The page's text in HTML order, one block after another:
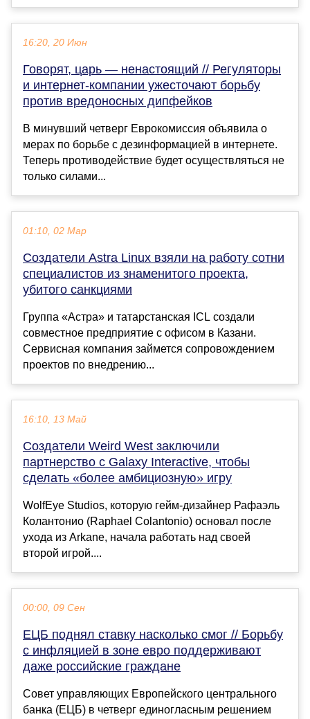
16:20, 20 Июн
Говорят, царь — ненастоящий // Регуляторы
и интернет-компании ужесточают борьбу
против вредоносных дипфейков
В минувший четверг Еврокомиссия объявила о
мерах по борьбе с дезинформацией в интернете.
Теперь противодействие будет осуществляться не
только силами...
01:10, 02 Мар
Создатели Astra Linux взяли на работу сотни
специалистов из знаменитого проекта,
убитого санкциями
Группа «Астра» и татарстанская ICL создали
совместное предприятие с офисом в Казани.
Сервисная компания займется сопровождением
проектов по внедрению...
16:10, 13 Май
Создатели Weird West заключили
партнерство с Galaxy Interactive, чтобы
сделать «более амбициозную» игру
WolfEye Studios, которую гейм-дизайнер Рафаэль
Колантонио (Raphael Colantonio) основал после
ухода из Arkane, начала работать над своей
второй игрой....
00:00, 09 Сен
ЕЦБ поднял ставку насколько смог // Борьбу
с инфляцией в зоне евро поддерживают
даже российские граждане
Совет управляющих Европейского центрального
банка (ЕЦБ) в четверг единогласным решением